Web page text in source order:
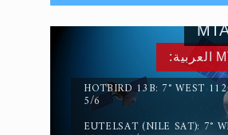
قاضٍ وحكمٌ على السنة
عليها.. ليس العكس
HOTBIRD 13B: 7° WEST
5/6
EUTELSAT (NILE SAT): 7°